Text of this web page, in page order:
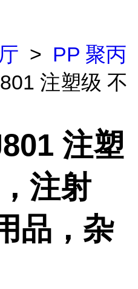
> PP 聚丙
注塑级 不
注塑
注射
品，杂